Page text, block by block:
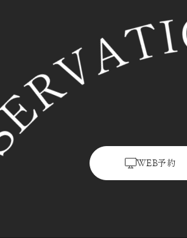
WEB予約